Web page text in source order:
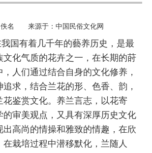
佚名 来源于：中国民俗文化网
有着几千年的藝养历史，是最
文化气质的花卉之一，在长期的莳
人们通过结合自身的文化修养，
求，结合兰花的形、色香、韵，
花鉴赏文化。养兰言志，以花寄
的审美观点，又具有深厚历史文化
高尚的情操和雅致的情趣，在欣
栽培过程中潜移默化，兰随人